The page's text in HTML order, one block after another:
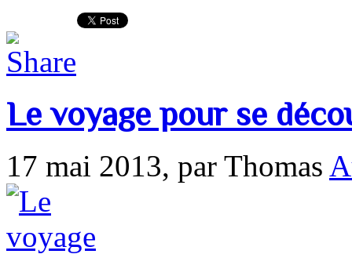
Le voyage pour se
17 mai 2013, par Thomas